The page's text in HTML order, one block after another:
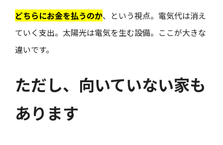
どちらにお金を払うのか、という視点。電気代は消え
ていく支出。太陽光は電気を生む設備。ここが大きな
違いです。
ただし、向いていない家も
あります